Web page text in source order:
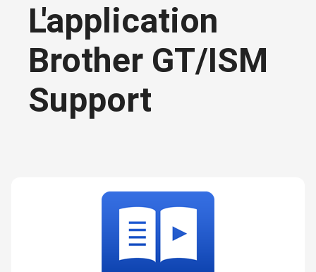
L'application
Brother GT/ISM
Support